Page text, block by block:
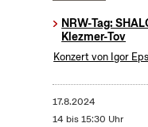
NRW-Tag:
Klezmer-Tov
Konzert von Igor
17.8.2024
14 bis 15:30 Uhr